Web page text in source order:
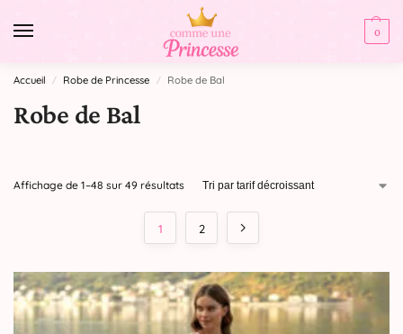
0
Accueil / Robe de Princesse / Robe de Bal
Robe de Bal
Affichage de 1–48 sur 49 résultats
1 2